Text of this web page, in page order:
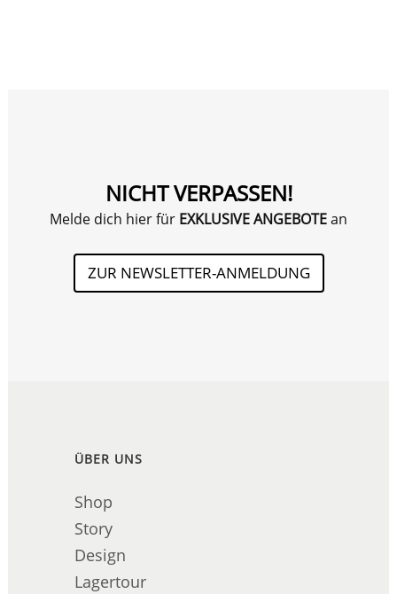
NICHT VERPASSEN!
Melde dich hier für EXKLUSIVE ANGEBOTEan
ZUR NEWSLETTER-ANMELDUNG
ÜBER UNS
Shop
Story
Design
Lagertour